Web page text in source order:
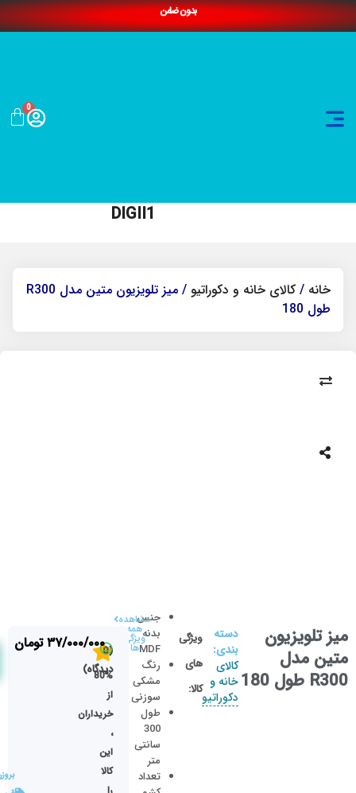
بدون ضامن
0
DIGII1
خانه / کالای خانه و دکوراتیو
/ میز تلویزیون متین مدل R300
طول 180
میز تلویزیون
متین مدل
R300 طول 180
دسته
بندی:
کالای
خانه و
دکوراتیو
ویژگی
های
کالا:
جنس
بدنه
MDF
رنگ
مشکی
سوزنی
طول
300
سانتی
متر
تعداد
مشاهده
همه
ویژگی
ها
(0
دیدگاه)
80%
از
خریداران
،
این
کالا
۳۷/۰۰۰/۰۰۰ تومان